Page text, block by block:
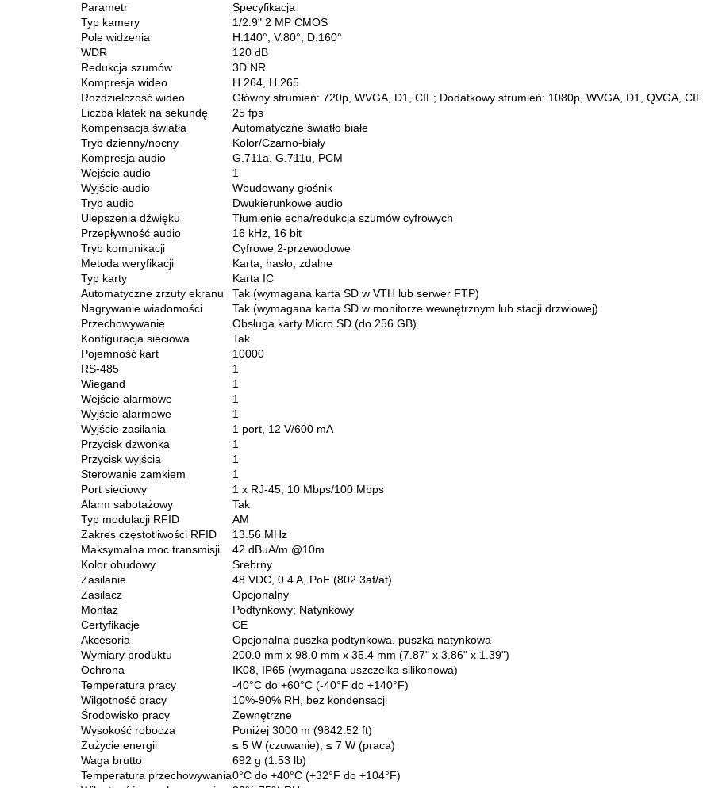
Parametr
Specyfikacja
Typ kamery
1/2.9" 2 MP CMOS
Pole widzenia
H:140°, V:80°, D:160°
WDR
120 dB
Redukcja szumów
3D NR
Kompresja wideo
H.264, H.265
Rozdzielczość wideo
Główny strumień: 720p, WVGA, D1, CIF; Dodatkowy strumień: 1080p, WVGA, D1, QVGA, CIF
Liczba klatek na sekundę
25 fps
Kompensacja światła
Automatyczne światło białe
Tryb dzienny/nocny
Kolor/Czarno-biały
Kompresja audio
G.711a, G.711u, PCM
Wejście audio
1
Wyjście audio
Wbudowany głośnik
Tryb audio
Dwukierunkowe audio
Ulepszenia dźwięku
Tłumienie echa/redukcja szumów cyfrowych
Przepływność audio
16 kHz, 16 bit
Tryb komunikacji
Cyfrowe 2-przewodowe
Metoda weryfikacji
Karta, hasło, zdalne
Typ karty
Karta IC
Automatyczne zrzuty ekranu
Tak (wymagana karta SD w VTH lub serwer FTP)
Nagrywanie wiadomości
Tak (wymagana karta SD w monitorze wewnętrznym lub stacji drzwiowej)
Przechowywanie
Obsługa karty Micro SD (do 256 GB)
Konfiguracja sieciowa
Tak
Pojemność kart
10000
RS-485
1
Wiegand
1
Wejście alarmowe
1
Wyjście alarmowe
1
Wyjście zasilania
1 port, 12 V/600 mA
Przycisk dzwonka
1
Przycisk wyjścia
1
Sterowanie zamkiem
1
Port sieciowy
1 x RJ-45, 10 Mbps/100 Mbps
Alarm sabotażowy
Tak
Typ modulacji RFID
AM
Zakres częstotliwości RFID
13.56 MHz
Maksymalna moc transmisji
42 dBuA/m @10m
Kolor obudowy
Srebrny
Zasilanie
48 VDC, 0.4 A, PoE (802.3af/at)
Zasilacz
Opcjonalny
Montaż
Podtynkowy; Natynkowy
Certyfikacje
CE
Akcesoria
Opcjonalna puszka podtynkowa, puszka natynkowa
Wymiary produktu
200.0 mm x 98.0 mm x 35.4 mm (7.87" x 3.86" x 1.39")
Ochrona
IK08, IP65 (wymagana uszczelka silikonowa)
Temperatura pracy
-40°C do +60°C (-40°F do +140°F)
Wilgotność pracy
10%-90% RH, bez kondensacji
Środowisko pracy
Zewnętrzne
Wysokość robocza
Poniżej 3000 m (9842.52 ft)
Zużycie energii
≤ 5 W (czuwanie), ≤ 7 W (praca)
Waga brutto
692 g (1.53 lb)
Temperatura przechowywania0°C do +40°C (+32°F do +104°F)